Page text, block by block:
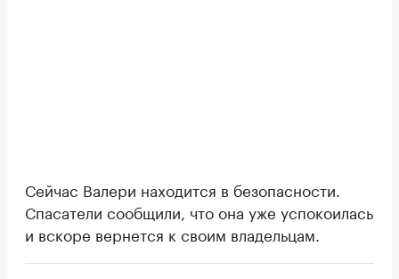
Сейчас Валери находится в безопасности.
Спасатели сообщили, что она уже успокоилась
и вскоре вернется к своим владельцам.